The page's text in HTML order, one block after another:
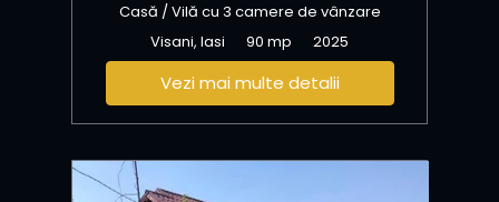
Casă / Vilă cu 3 camere de vânzare
Visani, Iasi
90 mp 2025
Vezi mai multe detalii